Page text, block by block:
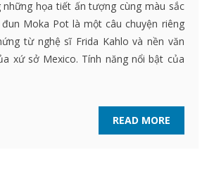
họa tiết ấn tượng cùng màu sắc
Moka Pot là một câu chuyện riêng
từ nghệ sĩ Frida Kahlo và nền văn
xứ sở Mexico. Tính năng nổi bật của
READ MORE